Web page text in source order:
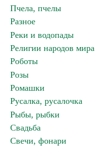
Пчела, пчелы
Разное
Реки и водопады
Религии народов мира
Роботы
Розы
Ромашки
Русалка, русалочка
Рыбы, рыбки
Свадьба
Свечи, фонари